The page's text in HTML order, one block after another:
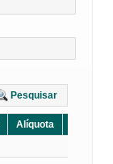
Pesquisar
Alíquota